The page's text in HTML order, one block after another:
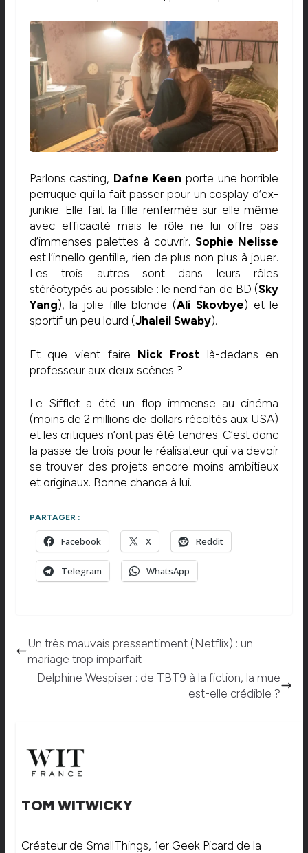
Parlons casting, Dafne Keen porte une horrible
perruque qui la fait passer pour un cosplay d’ex-
junkie. Elle fait la fille renfermée sur elle même
avec efficacité mais le rôle ne lui offre pas
d’immenses palettes à couvrir. Sophie Nelisse
est l’innello gentille, rien de plus non plus à jouer.
Les trois autres sont dans leurs rôles
stéréotypés au possible : le nerd fan de BD (Sky
Yang), la jolie fille blonde (Ali Skovbye) et le
sportif un peu lourd (Jhaleil Swaby).
Et que vient faire Nick Frost là-dedans en
professeur aux deux scènes ?
Le Sifflet a été un flop immense au cinéma
(moins de 2 millions de dollars récoltés aux USA)
et les critiques n’ont pas été tendres. C’est donc
la passe de trois pour le réalisateur qui va devoir
se trouver des projets encore moins ambitieux
et originaux. Bonne chance à lui.
PARTAGER :
Facebook X Reddit
Telegram WhatsApp
Un très mauvais pressentiment (Netflix) : un
mariage trop imparfait
Delphine Wespiser : de TBT9 à la fiction, la mue
est-elle crédible ?
TOM WITWICKY
Créateur de SmallThings, 1er Geek Picard de la